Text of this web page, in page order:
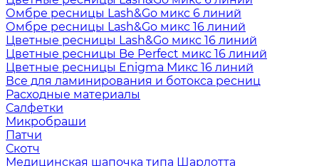
Омбре ресницы Lash&Go микс 6 линий
Омбре ресницы Lash&Go микс 16 линий
Цветные ресницы Lash&Go микс 16 линий
Цветные ресницы Be Perfect микс 16 линий
Цветные ресницы Enigma Микс 16 линий
Все для ламинирования и ботокса ресниц
Расходные материалы
Салфетки
Микробраши
Патчи
Скотч
Медицинская шапочка типа Шарлотта